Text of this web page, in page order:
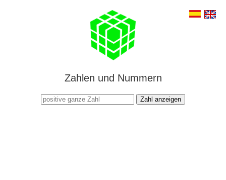
Zahlen und Nummern
Zahl anzeigen